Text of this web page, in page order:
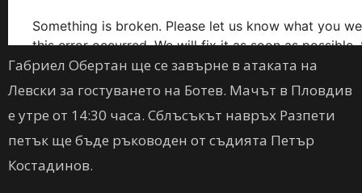
Габриел Обертан ще се завърне в атаката на
Левски за гостуването на Ботев. Мачът в Пловдив
е утре от 14:30 часа. Сблъсъкът навръх Разпети
петък ще бъде ръководен от съдията Петър
Костадинов.